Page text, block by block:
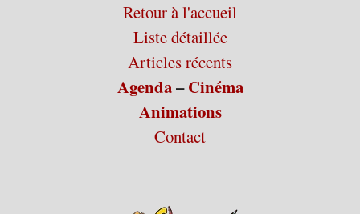
Retour à l'accueil
Liste détaillée
Articles récents
Agenda–Cinéma
Animations
Contact